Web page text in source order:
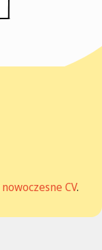
nowoczesne CV.